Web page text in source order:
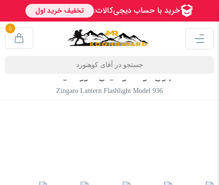
0
Zingaro Lantern Flashlight Model 936